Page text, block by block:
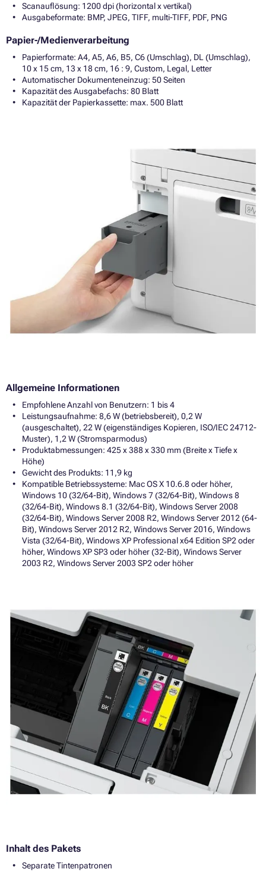
Scanauflösung: 1200 dpi (horizontal x vertikal)
Ausgabeformate: BMP, JPEG, TIFF, multi-TIFF, PDF, PNG
Papier-/Medienverarbeitung
Papierformate: A4, A5, A6, B5, C6 (Umschlag), DL (Umschlag),
10 x 15 cm, 13 x 18 cm, 16 : 9, Custom, Legal, Letter
Automatischer Dokumenteneinzug: 50 Seiten
Kapazität des Ausgabefachs: 80 Blatt
Kapazität der Papierkassette: max. 500 Blatt
Allgemeine Informationen
Empfohlene Anzahl von Benutzern: 1 bis 4
Leistungsaufnahme: 8,6 W (betriebsbereit), 0,2 W
(ausgeschaltet), 22 W (eigenständiges Kopieren, ISO/IEC 24712-
Muster), 1,2 W (Stromsparmodus)
Produktabmessungen: 425 x 388 x 330 mm (Breite x Tiefe x
Höhe)
Gewicht des Produkts: 11,9 kg
Kompatible Betriebssysteme: Mac OS X 10.6.8 oder höher,
Windows 10 (32/64-Bit), Windows 7 (32/64-Bit), Windows 8
(32/64-Bit), Windows 8.1 (32/64-Bit), Windows Server 2008
(32/64-Bit), Windows Server 2008 R2, Windows Server 2012 (64-
Bit), Windows Server 2012 R2, Windows Server 2016, Windows
Vista (32/64-Bit), Windows XP Professional x64 Edition SP2 oder
höher, Windows XP SP3 oder höher (32-Bit), Windows Server
2003 R2, Windows Server 2003 SP2 oder höher
Inhalt des Pakets
Separate Tintenpatronen